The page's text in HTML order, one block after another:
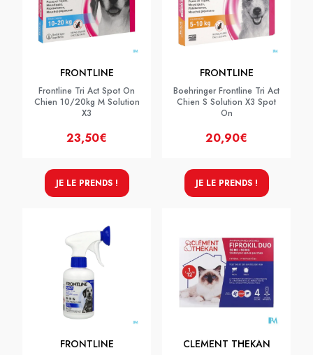
FRONTLINE
Frontline Tri Act Spot On
Chien 10/20kg M Solution
X3
23,50€
JE LE PRENDS !
FRONTLINE
Boehringer Frontline Tri Act
Chien S Solution X3 Spot
On
20,90€
JE LE PRENDS !
FRONTLINE CLEMENT THEKAN